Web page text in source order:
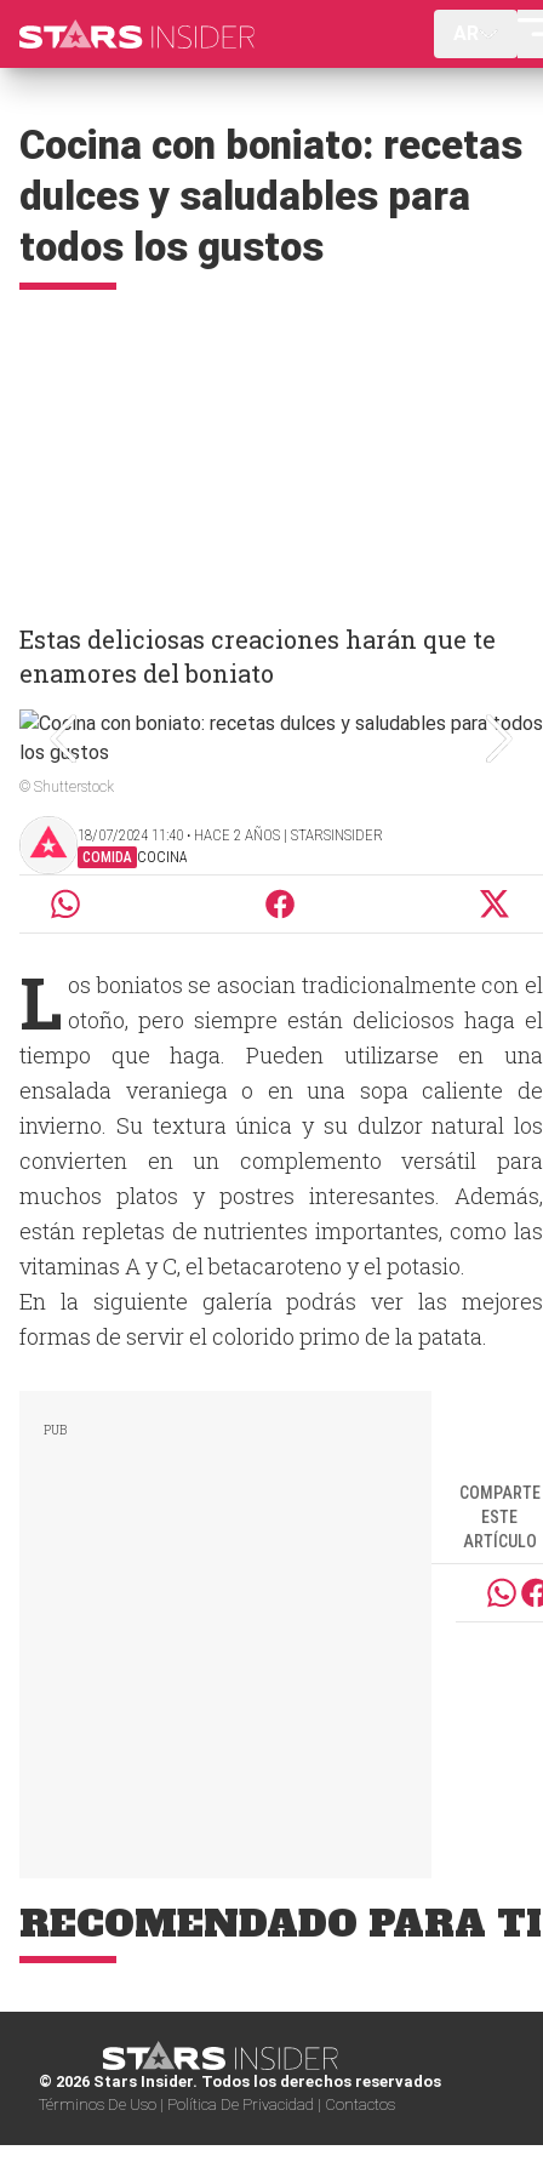
Cocina con boniato: recetas
dulces y saludables para
todos los gustos
Estas deliciosas creaciones harán que te
enamores del boniato
© Shutterstock
18/07/2024 11:40 ‧ HACE 2 AÑOS | STARSINSIDER
COMIDA COCINA
L os boniatos se asocian tradicionalmente con el
otoño, pero siempre están deliciosos haga el
tiempo que haga. Pueden utilizarse en una
ensalada veraniega o en una sopa caliente de
invierno. Su textura única y su dulzor natural los
convierten en un complemento versátil para
muchos platos y postres interesantes. Además,
están repletas de nutrientes importantes, como las
vitaminas A y C, el betacaroteno y el potasio.
En la siguiente galería podrás ver las mejores
formas de servir el colorido primo de la patata.
COMPARTE
ESTE
ARTÍCULO
RECOMENDADO PARA TI
© 2026 Stars Insider. Todos los derechos reservados
Términos De Uso | Política De Privacidad | Contactos